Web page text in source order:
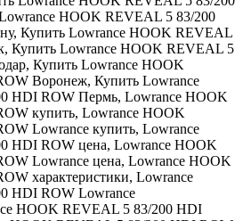
HOOK REVEAL 5 83/200
, Купить Lowrance HOOK REVEAL
, Купить Lowrance HOOK REVEAL 5
, Купить Lowrance HOOK
Воронеж, Купить Lowrance
HDI ROW Пермь, Lowrance HOOK
купить, Lowrance HOOK
Lowrance купить, Lowrance
HDI ROW цена, Lowrance HOOK
Lowrance цена, Lowrance HOOK
характеристики, Lowrance
HDI ROW Lowrance
HOOK REVEAL 5 83/200 HDI